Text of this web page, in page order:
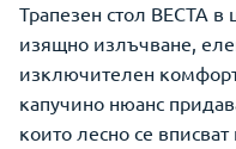
Трапезен стол ВЕСТА в
изящно излъчване,
изключителен
капучино нюанс
които лесно се